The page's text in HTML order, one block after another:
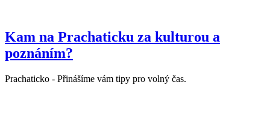
Kam na Prachaticku za kulturou a
poznáním?
Prachaticko - Přinášíme vám tipy pro volný čas.